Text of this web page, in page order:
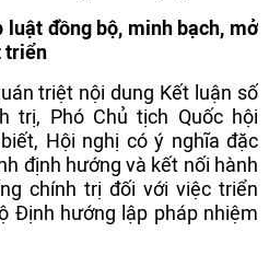
luật đồng bộ, minh bạch, mở
triển
triệt nội dung Kết luận số
trị, Phó Chủ tịch Quốc hội
Hội nghị có ý nghĩa đặc
định hướng và kết nối hành
chính trị đối với việc triển
Định hướng lập pháp nhiệm